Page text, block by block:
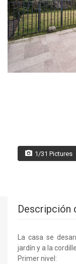
1/31 Pictures
Descripción
La casa se
jardín y a la
Primer nivel: